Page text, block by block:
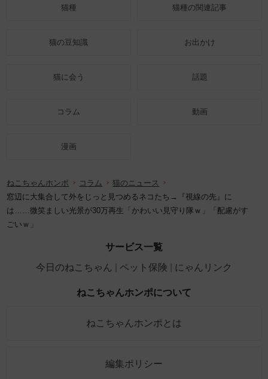
猫種 猫種の関連記事
猫の豆知識 お出かけ
猫に会う 話題
コラム 動画
漫画
ねこちゃんホンポ コラム
猫のニュース
窓辺に大集合して外をじっと見つめるネコたち→『視線の先』に
は……微笑ましい光景が30万再生「かわいい見守り隊ｗ」「配慮がす
ごいｗ」
サービス一覧
今日のねこちゃん
ペット保険 にゃんリンク
ねこちゃんホンポについて
ねこちゃんホンポとは
編集ポリシー